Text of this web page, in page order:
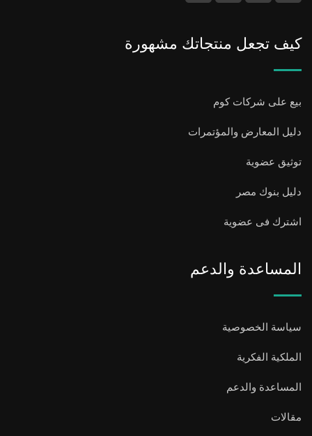
كيف تجعل منتجاتك مشهورة
بيع على شركات كوم
دليل المعارض والمؤتمرات
توثيق عضوية
دليل بنوك مصر
اشترك فى عضوية
المساعدة والدعم
سياسة الخصوصية
الملكية الفكرية
المساعدة والدعم
مقالات